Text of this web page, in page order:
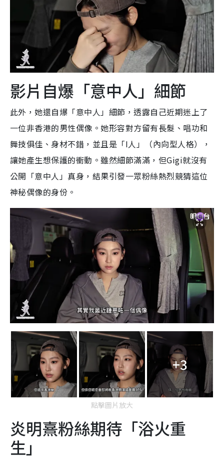
影片自爆「意中人」細節
此外，她還自爆「意中人」細節，透露自己近期迷上了
一位非香港的男性偶像。她形容對方留有長髮、唱功和
舞技俱佳、身材不錯，並且是「I人」（內向型人格），
讓她產生想保護的衝動。雖然細節滿滿，但Gigi就沒有
公開「意中人」真身，結果引發一眾粉絲熱烈競猜這位
神秘偶像的身份。
+3
點擊圖片放大
炎明熹粉絲期待「浴火重
生」